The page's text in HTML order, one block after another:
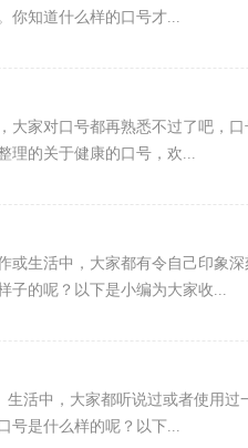
你知道什么样的口号才...
大家对口号都再熟悉不过了吧，
理的关于健康的口号，欢...
或生活中，大家都有令自己印象
子的呢？以下是小编为大家收...
活中，大家都听说过或者使用
号是什么样的呢？以下...